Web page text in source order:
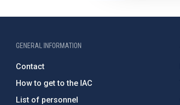
GENERAL INFORMATION
Contact
How to get to the IAC
List of personnel